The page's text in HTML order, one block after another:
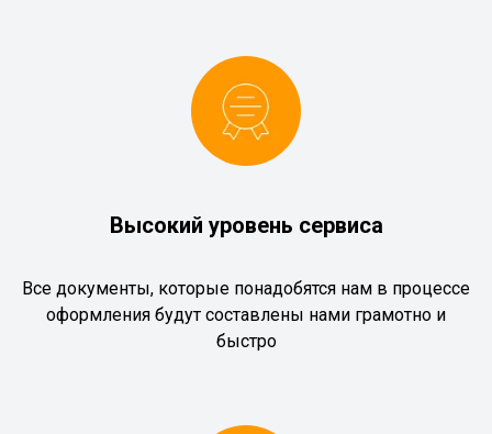
Высокий уровень сервиса
Все документы, которые понадобятся нам в процессе
оформления будут составлены нами грамотно и
быстро